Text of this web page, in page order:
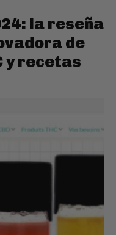
la reseña
de
y recetas